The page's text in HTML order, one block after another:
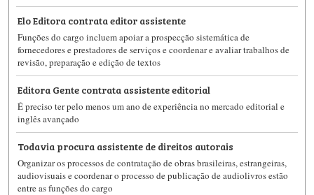
Elo Editora contrata editor assistente
Funções do cargo incluem apoiar a prospecção sistemática de
fornecedores e prestadores de serviços e coordenar e avaliar trabalhos de
revisão, preparação e edição de textos
Editora Gente contrata assistente editorial
É preciso ter pelo menos um ano de experiência no mercado editorial e
inglês avançado
Todavia procura assistente de direitos autorais
Organizar os processos de contratação de obras brasileiras, estrangeiras,
audiovisuais e coordenar o processo de publicação de audiolivros estão
entre as funções do cargo